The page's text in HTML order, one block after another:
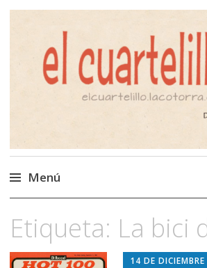
El Cuartelillo
Programa de radio
independiente.
Menú
al
contenido
Etiqueta: La bici
14 DE